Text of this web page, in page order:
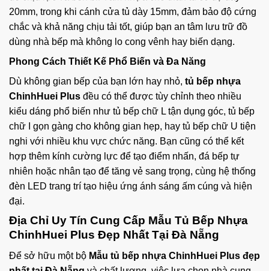
20mm, trong khi cánh cửa tủ dày 15mm, đảm bảo độ cứng
chắc và khả năng chịu tải tốt, giúp bạn an tâm lưu trữ đồ
dùng nhà bếp mà không lo cong vênh hay biến dạng.
Phong Cách Thiết Kế Phổ Biến và Đa Năng
Dù không gian bếp của bạn lớn hay nhỏ, tủ bếp nhựa
ChinhHuei Plus đều có thể được tùy chỉnh theo nhiều
kiểu dáng phổ biến như tủ bếp chữ L tận dụng góc, tủ bếp
chữ I gọn gàng cho không gian hẹp, hay tủ bếp chữ U tiện
nghi với nhiều khu vực chức năng. Bạn cũng có thể kết
hợp thêm kính cường lực để tạo điểm nhấn, đá bếp tự
nhiên hoặc nhân tạo để tăng vẻ sang trọng, cùng hệ thống
đèn LED trang trí tạo hiệu ứng ánh sáng ấm cúng và hiện
đại.
Địa Chỉ Uy Tín Cung Cấp Mẫu Tủ Bếp Nhựa
ChinhHuei Plus Đẹp Nhất Tại Đà Nẵng
Để sở hữu một bộ Mẫu tủ bếp nhựa ChinhHuei Plus đẹp